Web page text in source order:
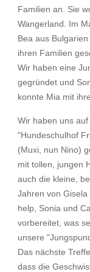
Familien an. Sie
Wangerland. Im
Bea aus
ihren Familien
Wir haben eine
gegründet und
konnte Mia mit
Wir haben uns
"Hundeschulhof
(Muxi, nun Nino)
mit tollen, jungen
auch die kleine,
Jahren von
help, Sonia und
vorbereitet, was
unsere
Das nächste
dass die